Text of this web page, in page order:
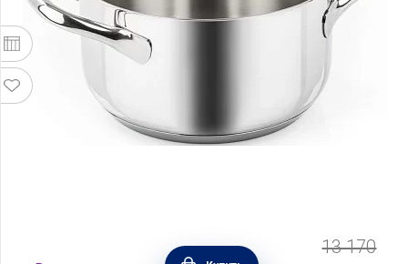
Кастрюля с крышкой Chef Line 3 л, диаметр
13 170